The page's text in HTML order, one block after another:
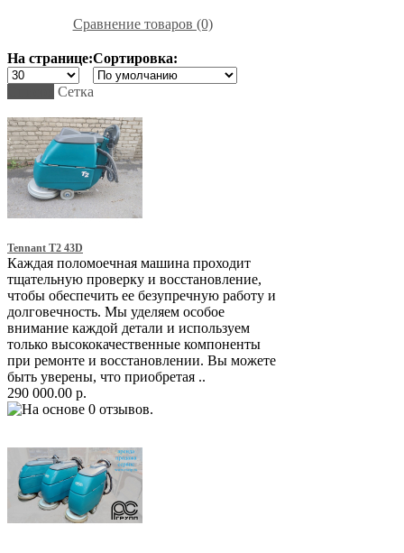
Сравнение товаров (0)
На странице:Сортировка:
Сетка
Tennant T2 43D
Каждая поломоечная машина проходит
тщательную проверку и восстановление,
чтобы обеспечить ее безупречную работу и
долговечность. Мы уделяем особое
внимание каждой детали и используем
только высококачественные компоненты
при ремонте и восстановлении. Вы можете
быть уверены, что приобретая ..
290 000.00 р.